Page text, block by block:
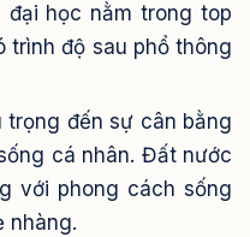
đại học nằm trong top
trình độ sau phổ thông
đến sự cân bằng
cá nhân. Đất nước
với phong cách sống
nhàng.